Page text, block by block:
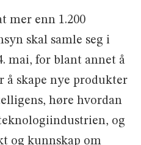
mer enn 1.200
skal samle seg i
mai, for blant annet å
skape nye produkter
høre hvordan
og
og kunnskap om